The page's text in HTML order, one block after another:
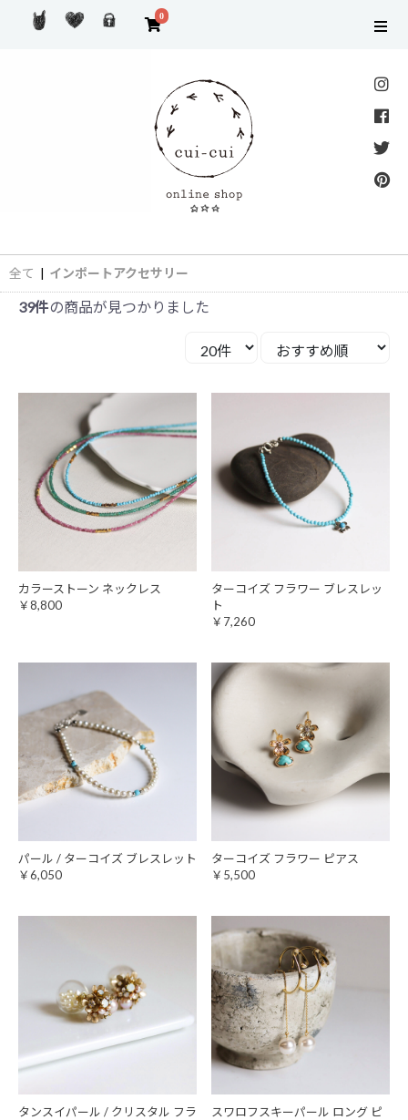
0
全て | インポートアクセサリー
39件の商品が見つかりました
カラーストーン ネックレス
￥8,800
ターコイズ フラワー ブレスレッ
ト
￥7,260
パール / ターコイズ ブレスレット
￥6,050
ターコイズ フラワー ピアス
￥5,500
タンスイパール / クリスタル フラ
スワロフスキーパール ロング ピ